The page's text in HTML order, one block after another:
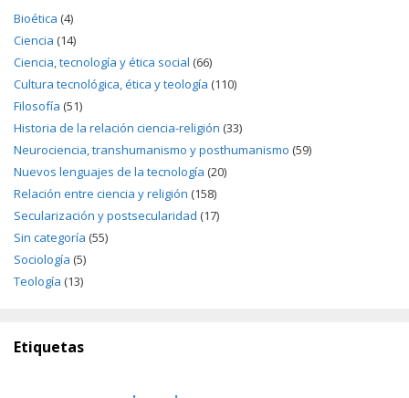
Bioética (4)
Ciencia (14)
Ciencia, tecnología y ética social (66)
Cultura tecnológica, ética y teología (110)
Filosofía (51)
Historia de la relación ciencia-religión (33)
Neurociencia, transhumanismo y posthumanismo (59)
Nuevos lenguajes de la tecnología (20)
Relación entre ciencia y religión (158)
Secularización y postsecularidad (17)
Sin categoría (55)
Sociología (5)
Teología (13)
Etiquetas